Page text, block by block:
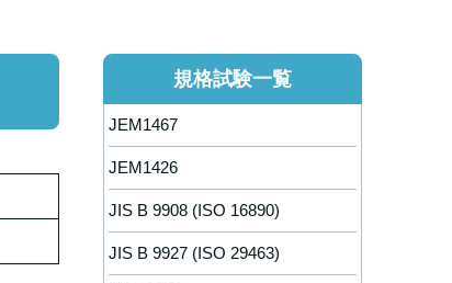
規格試験一覧
JEM1467
JEM1426
JIS B 9908 (ISO 16890)
JIS B 9927 (ISO 29463)